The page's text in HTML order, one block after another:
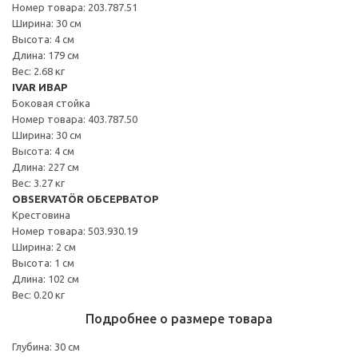
Номер товара: 203.787.51
Ширина: 30 см
Высота: 4 см
Длина: 179 см
Вес: 2.68 кг
IVAR ИВАР
Боковая стойка
Номер товара: 403.787.50
Ширина: 30 см
Высота: 4 см
Длина: 227 см
Вес: 3.27 кг
OBSERVATÖR ОБСЕРВАТОР
Крестовина
Номер товара: 503.930.19
Ширина: 2 см
Высота: 1 см
Длина: 102 см
Вес: 0.20 кг
Подробнее о размере товара
Глубина: 30 см